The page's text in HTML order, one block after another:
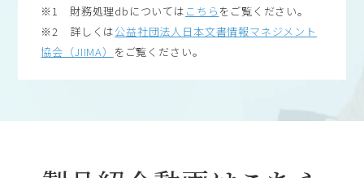
※1 財務処理dbについては こちら をご覧ください。
※2 詳しくは公益社団法人日本文書情報マネジメント
協会（JIIMA）
をご覧ください。